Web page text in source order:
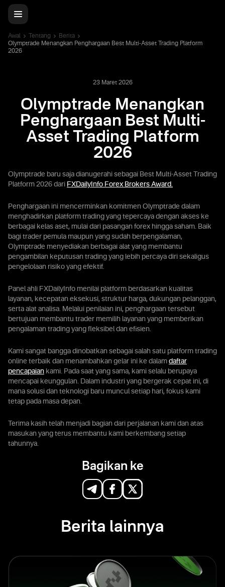
Awal Tentang
Berita
Olymptrade Menangkan Penghargaan Best Multi-Asset Trading Platform
2026
23 Maret 2026
Olymptrade Menangkan
Penghargaan Best Multi-
Asset Trading Platform
2026
Olymptrade baru saja dianugerahi sebagai Best Multi-Asset Trading
Platform 2026 dari FXDailyInfo Forex Brokers Award.
Penghargaan ini mencerminkan komitmen Olymptrade dalam
menghadirkan platform trading yang tepercaya dengan akses ke
berbagai kelas aset, mulai dari pasangan forex hingga saham. Baik
bagi trader pemula maupun yang sudah berpengalaman,
Olymptrade menyediakan berbagai alat yang membantu
pengambilan keputusan trading yang lebih percaya diri sekaligus
pengelolaan risiko yang efektif.
Panel ahli FXDailyInfo menilai platform berdasarkan kualitas
layanan, kecepatan eksekusi, struktur harga, dukungan pelanggan,
serta alat analisa. Melalui penilaian ini, penghargaan tersebut
bertujuan membantu trader memilih layanan yang memberikan
pengalaman trading yang fleksibel dan efisien.
Kami sangat bangga dinobatkan sebagai salah satu platform trading
online terbaik dan menambahkan gelar ini ke dalam daftar
pencapaian kami. Pada saat yang sama, kami selalu berupaya
mencapai keunggulan. Dalam industri yang bergerak cepat ini, di
mana solusi dan teknologi baru muncul setiap hari, fokus kami
tetap pada masa depan.
Terima kasih telah menjadi bagian dari perjalanan kami dan atas
masukan yang terus membantu kami berkembang setiap
tahunnya.
Bagikan ke
Berita lainnya